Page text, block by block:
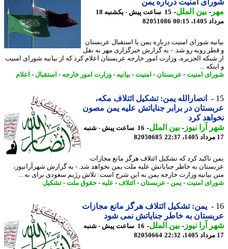
-بین الملل-
15 ساعت پیش - یکشنبه 18
00:15
82051086
شورای امنیت درباره یمن با استقبال عربستان
روبه رو شد. - به گزارش خبرگزاری مهر به نقل
الجزیره، وزارت امور خارجه عربستان اعلام کرد که از بیانیه شورای امنیت
...
امنیت-عربستان-امنیت-بیانیه-وزارت امور خارجه-استقبال-اعلام
انصارالله یمن: تشکیل ائتلاف مکه،
در برابر جنایاتش علیه یمن مصون
کرد
آرا نیوز-بین الملل-
16 ساعت پیش - شنبه
82050685
تاکید کرد که تشکیل ائتلاف هرگز مانع مجازات
به خاطر جنایاتش علیه ملت یمن نخواهد شد. - به گزارش شهرآرانیوز،
بیانیه وزارت خارجه یمن به این شرح است: تلاش رژیم سعودی برای به ...
امنیت-یمن -عربستان-ائتلاف-علیه -حقوق ملت -تشکیل
یمن: تشکیل ائتلاف هرگز مانع مجازات
به خاطر جنایاتش نمی شود
آرا نیوز-بین الملل-
16 ساعت پیش - شنبه
82050664